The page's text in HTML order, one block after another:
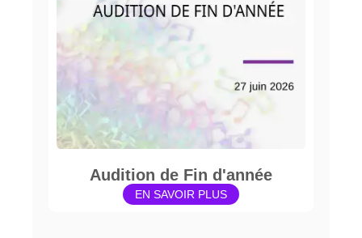
Audition de Fin d'année
EN SAVOIR PLUS